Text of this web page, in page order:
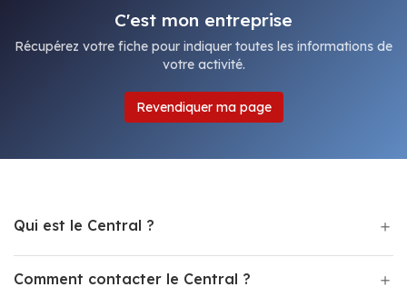
C'est mon entreprise
Récupérez votre fiche pour indiquer toutes les informations de
votre activité.
Revendiquer ma page
Qui est le Central ?
Comment contacter le Central ?